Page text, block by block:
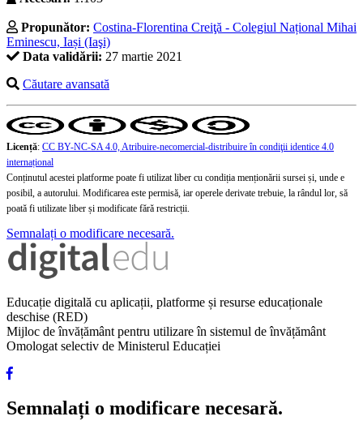
Propunător: Costina-Florentina Creiţă - Colegiul Național Mihai
Eminescu, Iași (Iaşi)
Data validării: 27 martie 2021
Căutare avansată
Licență: CC BY-NC-SA 4.0, Atribuire-necomercial-distribuire în condiţii identice 4.0
internațional
Conținutul acestei platforme poate fi utilizat liber cu condiția menționării sursei și, unde e
posibil, a autorului. Modificarea este permisă, iar operele derivate trebuie, la rândul lor, să
poată fi utilizate liber și modificate fără restricții.
Semnalați o modificare necesară.
Educație digitală cu aplicații, platforme și resurse educaționale
deschise (RED)
Mijloc de învățământ pentru utilizare în sistemul de învățământ
Omologat selectiv de Ministerul Educației
Semnalați o modificare necesară.